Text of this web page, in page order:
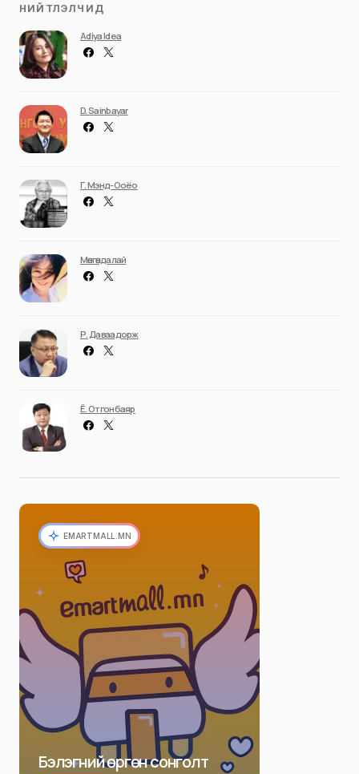
НИЙТЛЭЛЧИД
Adiya Idea
D. Sainbayar
Г. Мэнд-Ооёо
Мөнгөндалай
Р. Даваадорж
Ё. Отгонбаяр
EMARTMALL.MN
Бэлэгний өргөн сонголт